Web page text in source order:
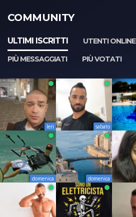
COMMUNITY
ULTIMI ISCRITTI UTENTI ONLINE
PIÙ MESSAGGIATI
PIÙ VOTATI
Ieri sabato
domenica domenica